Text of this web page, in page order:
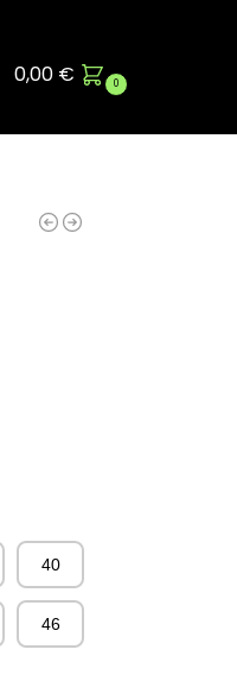
0,00 € 0
40
46